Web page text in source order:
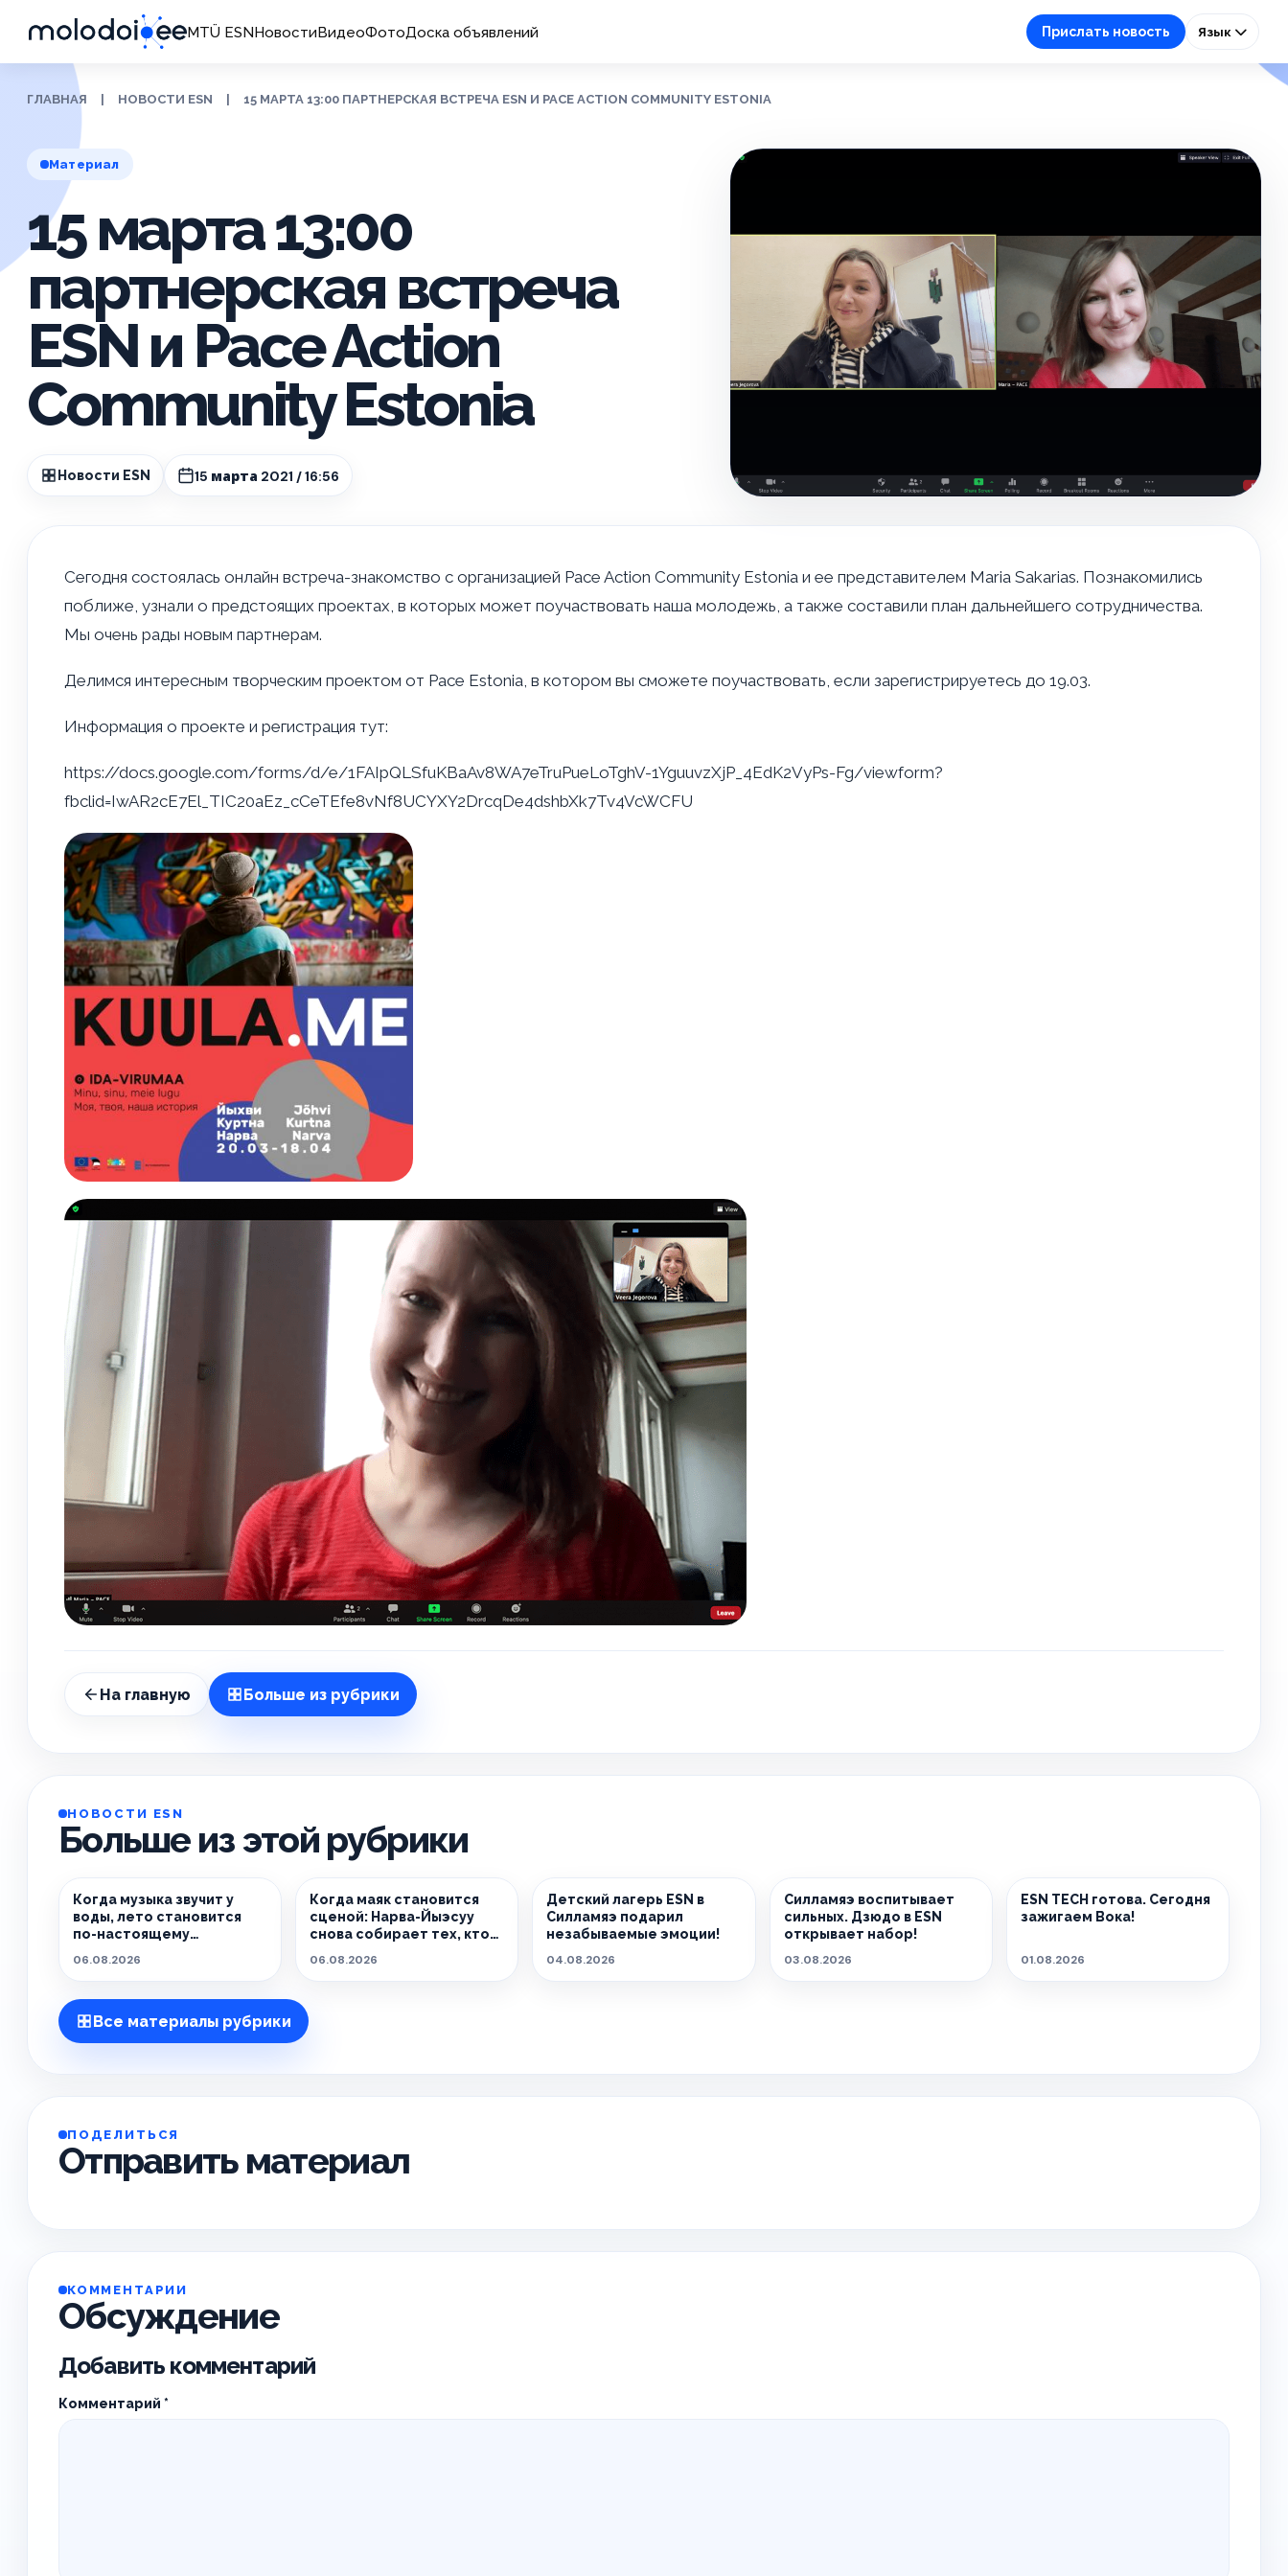
MTÜ ESNНовостиВидеоФотоДоска объявлений Прислать новость Язык
ГЛАВНАЯ НОВОСТИ ESN 15 МАРТА 13:00 ПАРТНЕРСКАЯ ВСТРЕЧА ESN И PACE ACTION COMMUNITY ESTONIA
Материал
15 марта 13:00
партнерская встреча
ESN и Pace Action
Community Estonia
Новости ESN 15 марта 2021 / 16:56
Сегодня состоялась онлайн встреча-знакомство с организацией Pace Action Community Estonia и ее представителем Maria Sakarias. Познакомились
поближе, узнали о предстоящих проектах, в которых может поучаствовать наша молодежь, а также составили план дальнейшего сотрудничества.
Мы очень рады новым партнерам.
Делимся интересным творческим проектом от Pace Estonia, в котором вы сможете поучаствовать, если зарегистрируетесь до 19.03.
Информация о проекте и регистрация тут:
https://docs.google.com/forms/d/e/1FAIpQLSfuKBaAv8WA7eTruPueLoTghV-1YguuvzXjP_4EdK2VyPs-Fg/viewform?
fbclid=IwAR2cE7El_TIC20aEz_cCeTEfe8vNf8UCYXY2DrcqDe4dshbXk7Tv4VcWCFU
На главную Больше из рубрики
НОВОСТИ ESN
Больше из этой рубрики
Когда музыка звучит у
воды, лето становится
по-настоящему
06.08.2026
Когда маяк становится
сценой: Нарва-Йыэсуу
снова собирает тех, кто
06.08.2026
Детский лагерь ESN в
Силламяэ подарил
незабываемые эмоции!
04.08.2026
Силламяэ воспитывает
сильных. Дзюдо в ESN
открывает набор!
03.08.2026
ESN TECH готова. Сегодня
зажигаем Вока!
01.08.2026
Все материалы рубрики
ПОДЕЛИТЬСЯ
Отправить материал
КОММЕНТАРИИ
Обсуждение
Добавить комментарий
Комментарий *